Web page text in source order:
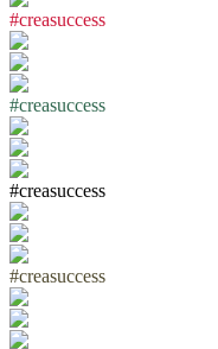
#creasuccess
#creasuccess
#creasuccess
#creasuccess